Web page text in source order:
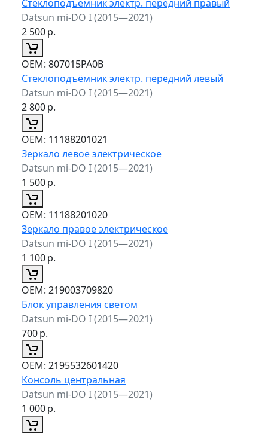
Стеклоподъемник электр. передний правый
Datsun mi-DO I (2015—2021)
2 500р.
ОЕМ: 807015PA0B
Стеклоподъёмник электр. передний левый
Datsun mi-DO I (2015—2021)
2 800р.
ОЕМ: 11188201021
Зеркало левое электрическое
Datsun mi-DO I (2015—2021)
1 500р.
ОЕМ: 11188201020
Зеркало правое электрическое
Datsun mi-DO I (2015—2021)
1 100р.
ОЕМ: 219003709820
Блок управления светом
Datsun mi-DO I (2015—2021)
700р.
ОЕМ: 2195532601420
Консоль центральная
Datsun mi-DO I (2015—2021)
1 000р.